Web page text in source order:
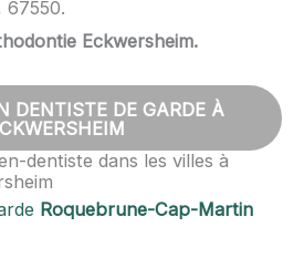
67550.
Eckwersheim.
DENTISTE DE GARDE À
dentiste dans les villes à
Roquebrune-Cap-Martin